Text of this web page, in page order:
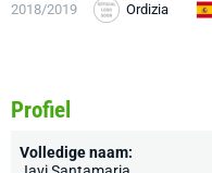
2018/2019 Ordizia
Profiel
Volledige naam: